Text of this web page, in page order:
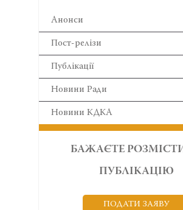
Анонси
Пост-релізи
Публікації
Новини Ради
Новини КДКА
БАЖАЄТЕ
ПУБЛІКАЦІЮ
ПОДАТИ ЗАЯВУ